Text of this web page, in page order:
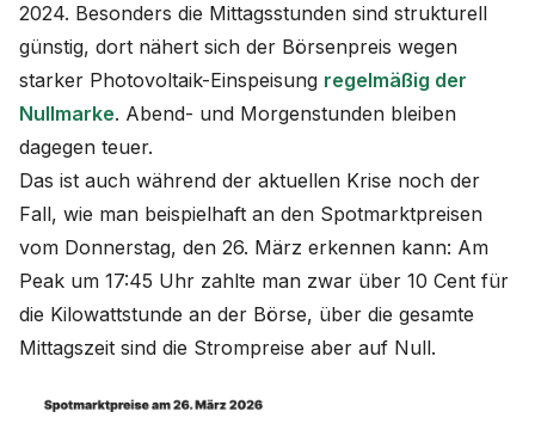
2024. Besonders die Mittagsstunden sind strukturell
günstig, dort nähert sich der Börsenpreis wegen
starker Photovoltaik-Einspeisung regelmäßig der
Nullmarke. Abend- und Morgenstunden bleiben
dagegen teuer.
Das ist auch während der aktuellen Krise noch der
Fall, wie man beispielhaft an den Spotmarktpreisen
vom Donnerstag, den 26. März erkennen kann: Am
Peak um 17:45 Uhr zahlte man zwar über 10 Cent für
die Kilowattstunde an der Börse, über die gesamte
Mittagszeit sind die Strompreise aber auf Null.